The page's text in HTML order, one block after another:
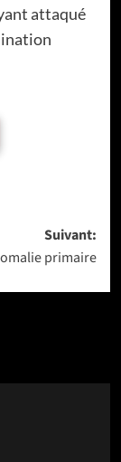
attaqué
Suivant:
primaire